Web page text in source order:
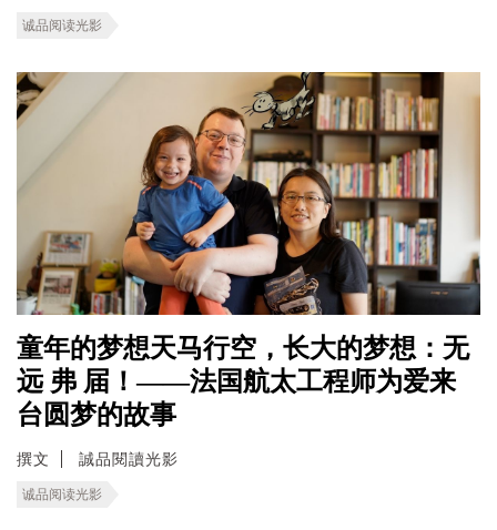
诚品阅读光影
童年的梦想天马行空，长大的梦想：无
远 弗 届！——法国航太工程师为爱来
台圆梦的故事
撰文 誠品閱讀光影
诚品阅读光影